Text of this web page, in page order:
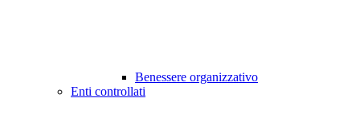
Benessere organizzativo
Enti controllati